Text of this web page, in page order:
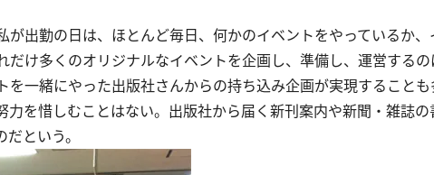
出勤の日は、ほとんど毎日、何かのイベントをやっているか、
け多くのオリジナルなイベントを企画し、準備し、運営するの
一緒にやった出版社さんからの持ち込み企画が実現することも
を惜しむことはない。出版社から届く新刊案内や新聞・雑誌
という。